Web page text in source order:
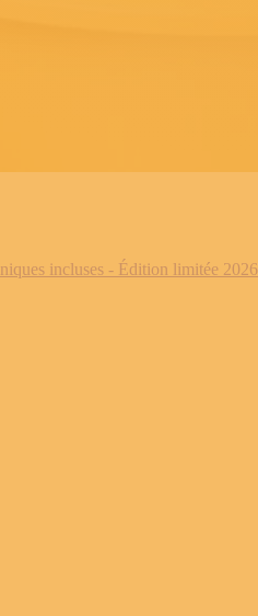
incluses - Édition limitée 2026